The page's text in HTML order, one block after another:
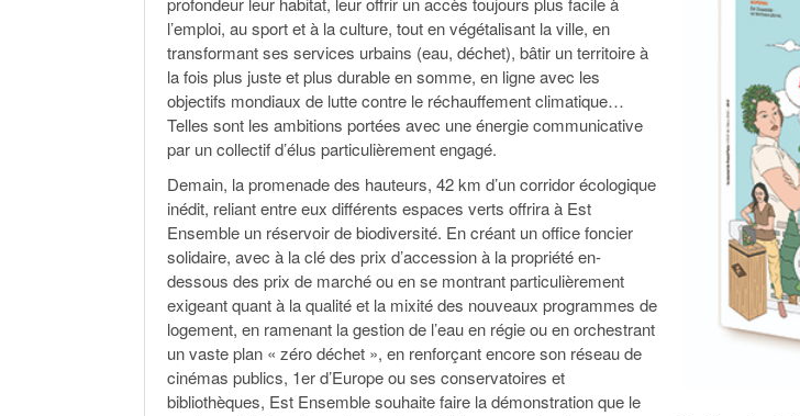
À Paris, les cadres de la
redessinent le marché de la
16 juillet 2026
Saint-Agne immobilier
résidence à Torcy
- 15 juillet
Plus d'articles
janvier
Cahier
janvier
l’emploi, au sport et à la culture, tout en végétalisant la ville, en
transformant ses services urbains (eau, déchet), bâtir un territoire à
la fois plus juste et plus durable en somme, en ligne avec les
objectifs mondiaux de lutte contre le réchauffement climatique…
Telles sont les ambitions portées avec une énergie communicative
par un collectif d’élus particulièrement engagé.
Demain, la promenade des hauteurs, 42 km d’un corridor écologique
inédit, reliant entre eux différents espaces verts offrira à Est
Ensemble un réservoir de biodiversité. En créant un office foncier
solidaire, avec à la clé des prix d’accession à la propriété en-
dessous des prix de marché ou en se montrant particulièrement
exigeant quant à la qualité et la mixité des nouveaux programmes de
logement, en ramenant la gestion de l’eau en régie ou en orchestrant
un vaste plan « zéro déchet », en renforçant encore son réseau de
cinémas publics, 1er d’Europe ou ses conservatoires et
bibliothèques, Est Ensemble souhaite faire la démonstration que le